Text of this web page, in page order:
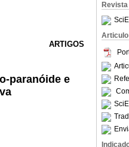
Revista
Articulo
ARTIGOS
paranóide e